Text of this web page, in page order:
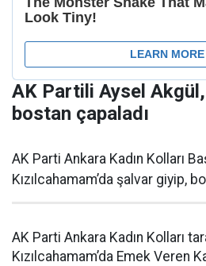
AK Partili Aysel
bostan çapaladı
AK Parti Ankara Kadın Kolları
Kızılcahamam’da şalvar giyip,
AK Parti Ankara Kadın Kolları
Kızılcahamam’da Emek Veren